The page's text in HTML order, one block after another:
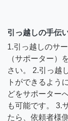
引っ越しの手伝
1.引っ越しのサ
（サポーター）
さい。 2.引っ越
トができるよう
どをサポーター
も可能です。 3.
たら、依頼者様